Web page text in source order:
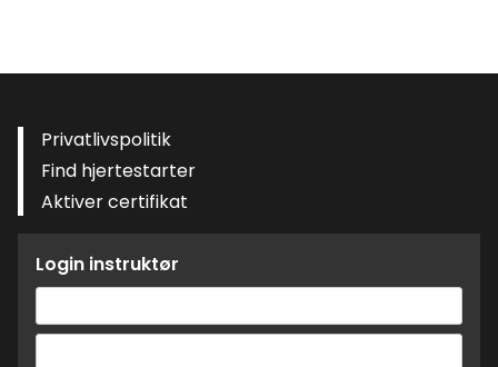
Privatlivspolitik
Find hjertestarter
Aktiver certifikat
Login instruktør
eller